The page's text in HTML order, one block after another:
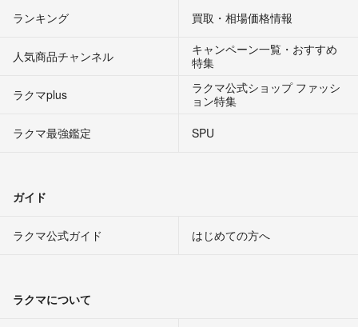
ランキング 買取・相場価格情報
人気商品チャンネル
キャンペーン一覧・おすすめ
特集
ラクマplus
ラクマ公式ショップ ファッシ
ョン特集
ラクマ最強鑑定
SPU
ガイド
ラクマ公式ガイド はじめての方へ
ラクマについて